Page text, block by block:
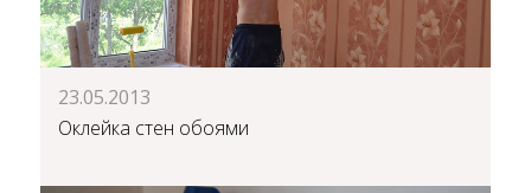
23.05.2013
Оклейка стен обоями